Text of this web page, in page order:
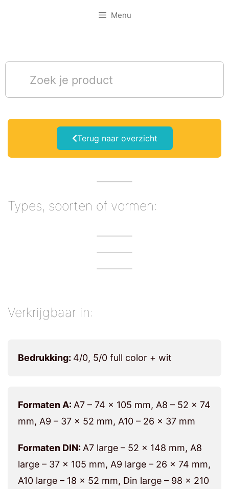
Menu
Terug naar overzicht
Types, soorten of vormen:
Verkrijgbaar in:
Bedrukking: 4/0, 5/0 full color + wit
Formaten A: A7 – 74 x 105 mm, A8 – 52 x 74
mm, A9 – 37 x 52 mm, A10 – 26 x 37 mm
Formaten DIN: A7 large – 52 x 148 mm, A8
large – 37 x 105 mm, A9 large – 26 x 74 mm,
A10 large – 18 x 52 mm, Din large – 98 x 210